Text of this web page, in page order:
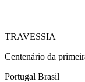
TRAVESSIA
Centenário da
Portugal Brasil